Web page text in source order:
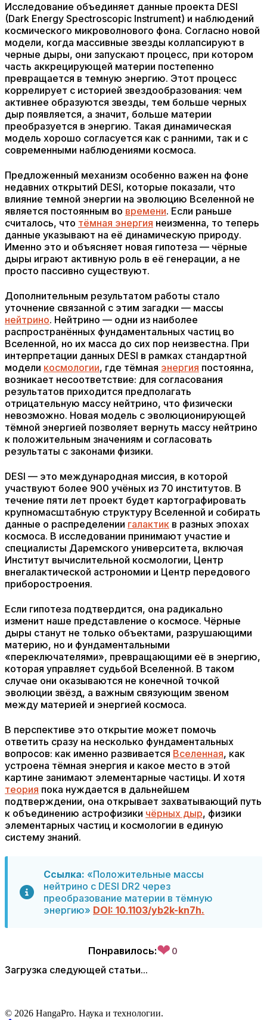
Исследование объединяет данные проекта DESI
(Dark Energy Spectroscopic Instrument) и наблюдений
космического микроволнового фона. Согласно новой
модели, когда массивные звезды коллапсируют в
черные дыры, они запускают процесс, при котором
часть аккрецирующей материи постепенно
превращается в темную энергию. Этот процесс
коррелирует с историей звездообразования: чем
активнее образуются звезды, тем больше черных
дыр появляется, а значит, больше материи
преобразуется в энергию. Такая динамическая
модель хорошо согласуется как с ранними, так и с
современными наблюдениями космоса.
Предложенный механизм особенно важен на фоне
недавних открытий DESI, которые показали, что
влияние темной энергии на эволюцию Вселенной не
является постоянным во времени. Если раньше
считалось, что тёмная энергия неизменна, то теперь
данные указывают на её динамическую природу.
Именно это и объясняет новая гипотеза — чёрные
дыры играют активную роль в её генерации, а не
просто пассивно существуют.
Дополнительным результатом работы стало
уточнение связанной с этим загадки — массы
нейтрино. Нейтрино — одни из наиболее
распространённых фундаментальных частиц во
Вселенной, но их масса до сих пор неизвестна. При
интерпретации данных DESI в рамках стандартной
модели космологии, где тёмная энергия постоянна,
возникает несоответствие: для согласования
результатов приходится предполагать
отрицательную массу нейтрино, что физически
невозможно. Новая модель с эволюционирующей
тёмной энергией позволяет вернуть массу нейтрино
к положительным значениям и согласовать
результаты с законами физики.
DESI — это международная миссия, в которой
участвуют более 900 учёных из 70 институтов. В
течение пяти лет проект будет картографировать
крупномасштабную структуру Вселенной и собирать
данные о распределении галактик в разных эпохах
космоса. В исследовании принимают участие и
специалисты Даремского университета, включая
Институт вычислительной космологии, Центр
внегалактической астрономии и Центр передового
приборостроения.
Если гипотеза подтвердится, она радикально
изменит наше представление о космосе. Чёрные
дыры станут не только объектами, разрушающими
материю, но и фундаментальными
«переключателями», превращающими её в энергию,
которая управляет судьбой Вселенной. В таком
случае они оказываются не конечной точкой
эволюции звёзд, а важным связующим звеном
между материей и энергией космоса.
В перспективе это открытие может помочь
ответить сразу на несколько фундаментальных
вопросов: как именно развивается Вселенная, как
устроена тёмная энергия и какое место в этой
картине занимают элементарные частицы. И хотя
теория пока нуждается в дальнейшем
подтверждении, она открывает захватывающий путь
к объединению астрофизики чёрных дыр, физики
элементарных частиц и космологии в единую
систему знаний.
Ссылка: «Положительные массы
нейтрино с DESI DR2 через
преобразование материи в тёмную
энергию» DOI: 10.1103/yb2k-kn7h.
Понравилось:❤ 0
Загрузка следующей статьи...
© 2026 HangaPro. Наука и технологии.